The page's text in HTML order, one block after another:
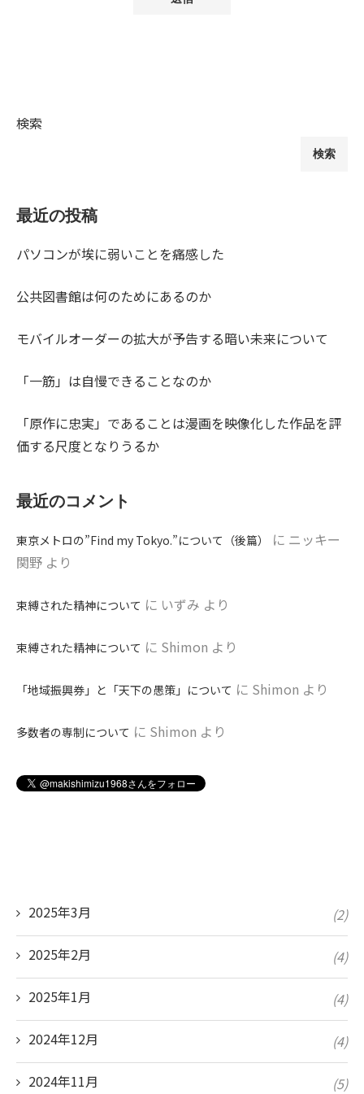
検索
検索
最近の投稿
パソコンが埃に弱いことを痛感した
公共図書館は何のためにあるのか
モバイルオーダーの拡大が予告する暗い未来について
「一筋」は自慢できることなのか
「原作に忠実」であることは漫画を映像化した作品を評
価する尺度となりうるか
最近のコメント
東京メトロの”Find my Tokyo.”について（後篇） に ニッキー
関野 より
束縛された精神について に いずみ より
束縛された精神について に Shimon より
「地域振興券」と「天下の愚策」について に Shimon より
多数者の専制について に Shimon より
2025年3月 (2)
2025年2月 (4)
2025年1月 (4)
2024年12月 (4)
2024年11月 (5)